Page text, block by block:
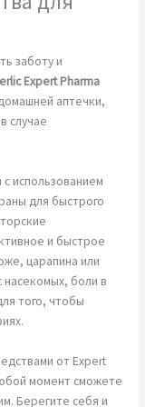
заботу и
Expert Pharma
аптечки,
случае
использованием
для быстрого
и быстрое
царапина или
насекомых, боли в
того, чтобы
от Expert
момент сможете
Берегите себя и